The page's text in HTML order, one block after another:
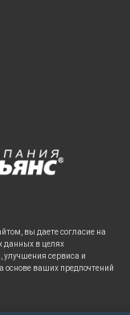
вы даете согласие на
данных в целях
улучшения сервиса и
основе ваших предпочтений